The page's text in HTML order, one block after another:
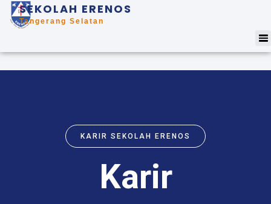
SEKOLAH ERENOS
Tangerang Selatan
KARIR SEKOLAH ERENOS
Karir